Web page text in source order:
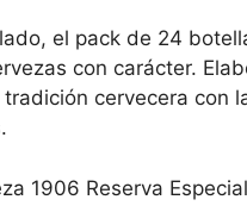
el pack de 24
con carácter.
cervecera con
1906 Reserva